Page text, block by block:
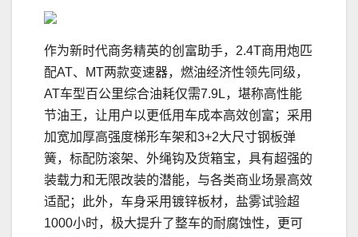
作为新时代商务精英的创富助手，2.4T商用炮匹
配AT、MT两款变速器，燃油经济性领先同级，
AT车型百公里综合油耗仅需7.9L，堪称高性能
节油王，让用户以更低用车成本高效创富；采用
加宽加厚高强度梯形车架和3+2大尺寸钢板弹
簧，标配防滚架、外绳钩及货箱宝，具有超强的
装载力和无限改装的潜能，与各类商业场景高效
适配；此外，车身采用镀锌板材，盐雾试验超
1000小时，极大提升了整车的耐腐蚀性，更可